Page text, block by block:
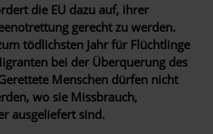
die EU dazu auf, ihrer
gerecht zu werden.
tödlichsten Jahr für Flüchtlinge
bei der Überquerung des
Menschen dürfen nicht
wo sie Missbrauch,
ausgeliefert sind.